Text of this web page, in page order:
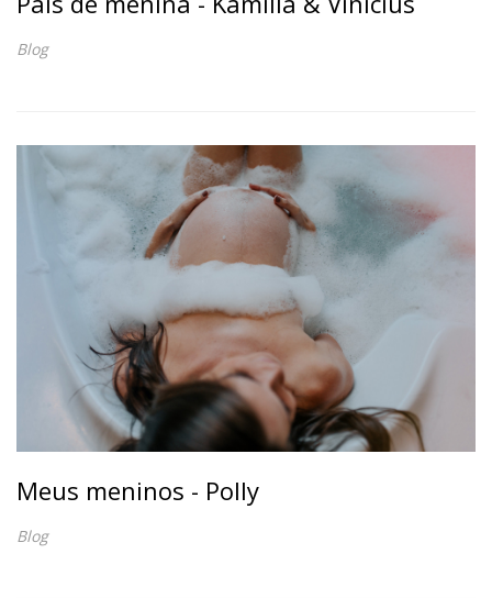
Blog
Meus meninos - Polly
Blog